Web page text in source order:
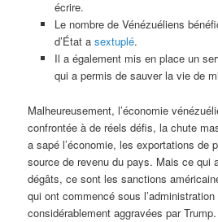
écrire.
Le nombre de Vénézuéliens
d’État a sextuplé.
Il a également mis en place un
qui a permis de sauver la vie de
Malheureusement, l’économie
confrontée à de réels défis, la chute
a sapé l’économie, les exportations de
source de revenu du pays. Mais ce qui
dégâts, ce sont les sanctions
qui ont commencé sous
considérablement aggravées par